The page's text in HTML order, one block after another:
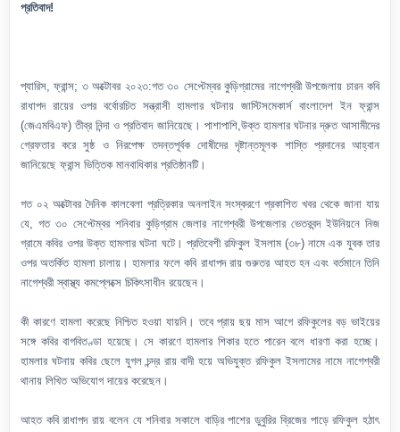
প্রতিবাদ!
প্যারিস, ফ্রান্স; ৩ অক্টোবর ২০২৩:গত ৩০ সেপ্টেম্বর কুড়িগ্রামের নাগেশ্বরী উপজেলায় চারন কবি
রাধাপদ রায়ের ওপর বর্বোরচিত সন্ত্রাসী হামলার ঘটনায় জাস্টিসমেকার্স বাংলাদেশ ইন ফ্রান্স
(জেএমবিএফ) তীব্র নিন্দা ও প্রতিবাদ জানিয়েছে। পাশাপাশি,উক্ত হামলার ঘটনার দ্রুত আসামীদের
গ্রেফতার করে সুষ্ঠ ও নিরপেক্ষ তদন্তপূর্বক দোষীদের দৃষ্টান্তমূলক শাস্তি প্রদানের আহ্বান
জানিয়েছে ফ্রান্স ভিত্তিক মানবাধিকার প্রতিষ্ঠানটি।
গত ০২ অক্টোবর দৈনিক কালবেলা প্রত্রিকার অনলাইন সংস্করণে প্রকাশিত খবর থেকে জানা যায়
যে, গত ৩০ সেপ্টেম্বর শনিবার কুড়িগ্রাম জেলার নাগেশ্বরী উপজেলার ভেতরবন্দ ইউনিয়নে নিজ
গ্রামে কবির ওপর উক্ত হামলার ঘটনা ঘটে। প্রতিবেশী রফিকুল ইসলাম (৩৮) নামে এক যুবক তার
ওপর অতর্কিত হামলা চালায়। হামলার ফলে কবি রাধাপদ রায় গুরুতর আহত হন এবং বর্তমানে তিনি
নাগেশ্বরী স্বাস্থ্য কমপ্লেক্সে চিকিৎসাধীন রয়েছেন।
কী কারণে হামলা করেছে নিশ্চিত হওয়া যায়নি। তবে প্রায় ছয় মাস আগে রফিকুলের বড় ভাইয়ের
সঙ্গে কবির বাগবিতণ্ডা হয়েছে। সে কারণে হামলার শিকার হতে পারেন বলে ধারণা করা হচ্ছে।
হামলার ঘটনায় কবির ছেলে যুগল চন্দ্র রায় বাদী হয়ে অভিযুক্ত রফিকুল ইসলামের নামে নাগেশ্বরী
থানায় লিখিত অভিযোগ দায়ের করেছেন।
আহত কবি রাধাপদ রায় বলেন যে শনিবার সকালে বাড়ির পাশের ডুবুরির ব্রিজের পাড়ে রফিকুল হঠাৎ